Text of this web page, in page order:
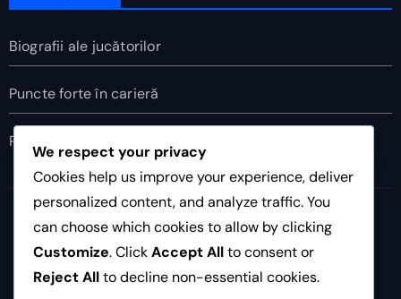
Biografii ale jucătorilor
Puncte forte în carieră
Realizări internaționale
palo.ro
We respect your privacy
Cookies help us improve your experience, deliver
personalized content, and analyze traffic. You
can choose which cookies to allow by clicking
Customize. ClickAccept Allto consent or
Reject Allto decline non-essential cookies.